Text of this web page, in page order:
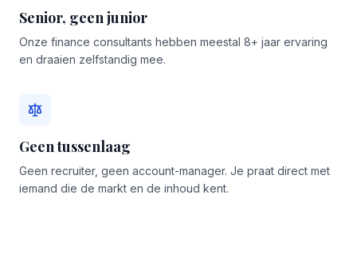
Senior, geen junior
Onze finance consultants hebben meestal 8+ jaar ervaring
en draaien zelfstandig mee.
Geen tussenlaag
Geen recruiter, geen account-manager. Je praat direct met
iemand die de markt en de inhoud kent.